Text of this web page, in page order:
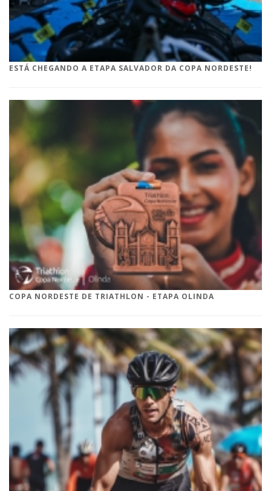
ESTÁ CHEGANDO A ETAPA SALVADOR DA COPA NORDESTE!
COPA NORDESTE DE TRIATHLON - ETAPA OLINDA